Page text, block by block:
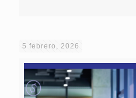
5 febrero, 2026